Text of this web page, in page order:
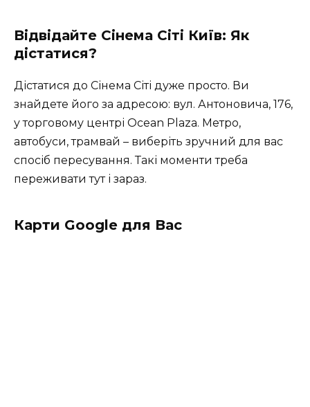
Відвідайте Сінема Сіті Київ: Як
дістатися?
Дістатися до Сінема Сіті дуже просто. Ви
знайдете його за адресою: вул. Антоновича, 176,
у торговому центрі Ocean Plaza. Метро,
автобуси, трамвай – виберіть зручний для вас
спосіб пересування. Такі моменти треба
переживати тут і зараз.
Карти Google для Вас